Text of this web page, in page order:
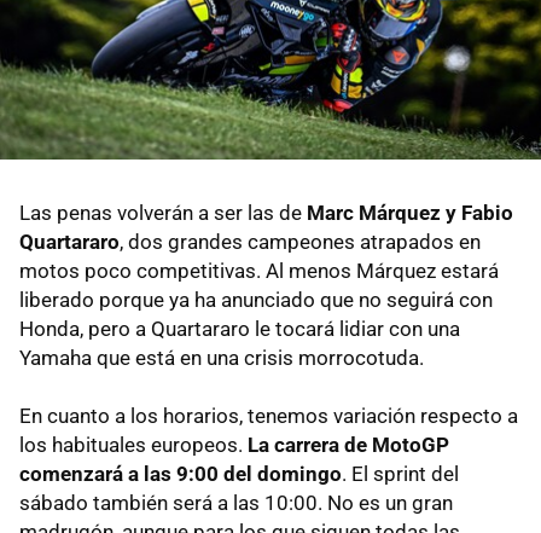
Las penas volverán a ser las de Marc Márquez y Fabio
Quartararo, dos grandes campeones atrapados en
motos poco competitivas. Al menos Márquez estará
liberado porque ya ha anunciado que no seguirá con
Honda, pero a Quartararo le tocará lidiar con una
Yamaha que está en una crisis morrocotuda.
En cuanto a los horarios, tenemos variación respecto a
los habituales europeos. La carrera de MotoGP
comenzará a las 9:00 del domingo. El sprint del
sábado también será a las 10:00. No es un gran